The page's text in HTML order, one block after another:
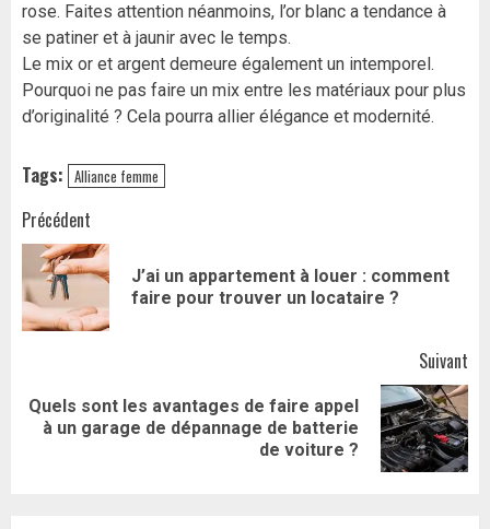
rose. Faites attention néanmoins, l’or blanc a tendance à
se patiner et à jaunir avec le temps.
Le mix or et argent demeure également un intemporel.
Pourquoi ne pas faire un mix entre les matériaux pour plus
d’originalité ? Cela pourra allier élégance et modernité.
Tags: Alliance femme
Navigation
d’article
Précédent
J’ai un appartement à louer : comment
faire pour trouver un locataire ?
Suivant
Article
Quels sont les avantages de faire appel
à un garage de dépannage de batterie
de voiture ?